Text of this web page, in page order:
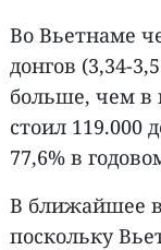
Во Вьетнаме
донгов (3,34-
больше, чем в
стоил 119.000
77,6% в
В ближайшее
поскольку